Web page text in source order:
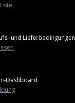
und Lieferbedingungen
Dashboard